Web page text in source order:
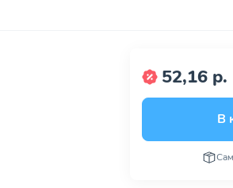
52,16 р.
В